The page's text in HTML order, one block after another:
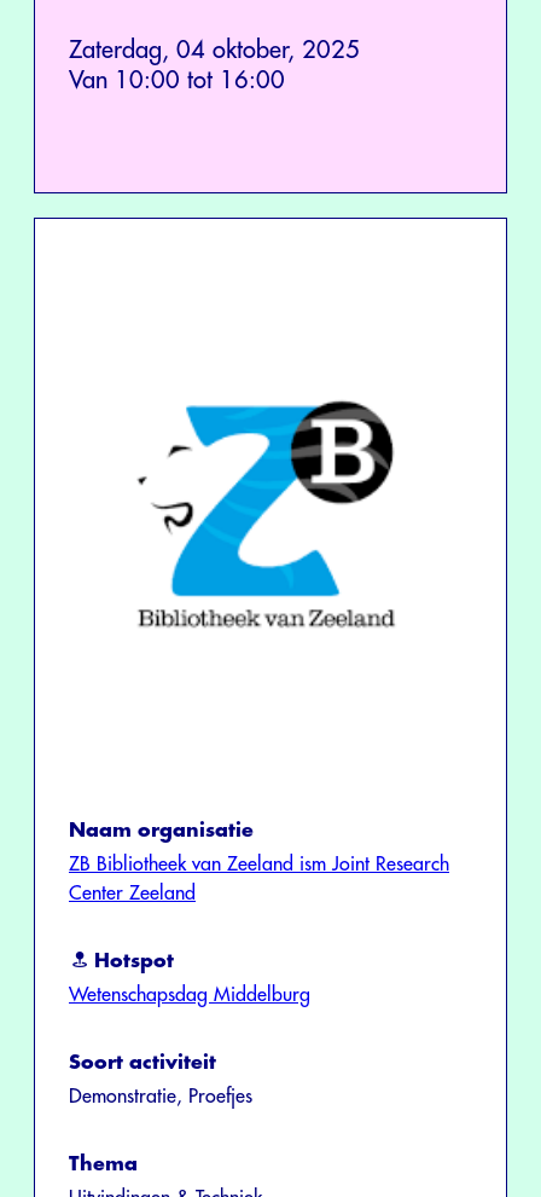
Zaterdag, 04 oktober, 2025
Van 10:00 tot 16:00
Naam organisatie
ZB Bibliotheek van Zeeland ism Joint Research
Center Zeeland
Hotspot
Wetenschapsdag Middelburg
Soort activiteit
Demonstratie, Proefjes
Thema